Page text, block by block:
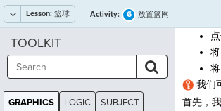
Lesson: 篮球 Activity: 6 放置篮网
将
将
我们
首先，
TOOLKIT
GRAPHICS LOGIC SUBJECT